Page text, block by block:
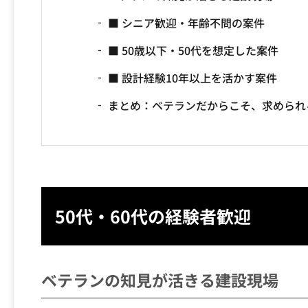
■ シニア歓迎・年齢不問の案件
■ 50歳以下・50代を想定した案件
■ 設計経験10年以上を活かす案件
まとめ：ベテランだからこそ、求めら
50代・60代の経験者歓迎
ベテランの知見が活きる建設現場